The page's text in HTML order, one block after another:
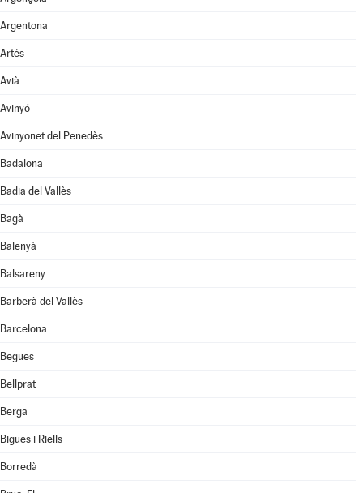
Argentona
Artés
Avià
Avinyó
Avinyonet del Penedès
Badalona
Badia del Vallès
Bagà
Balenyà
Balsareny
Barberà del Vallès
Barcelona
Begues
Bellprat
Berga
Bigues i Riells
Borredà